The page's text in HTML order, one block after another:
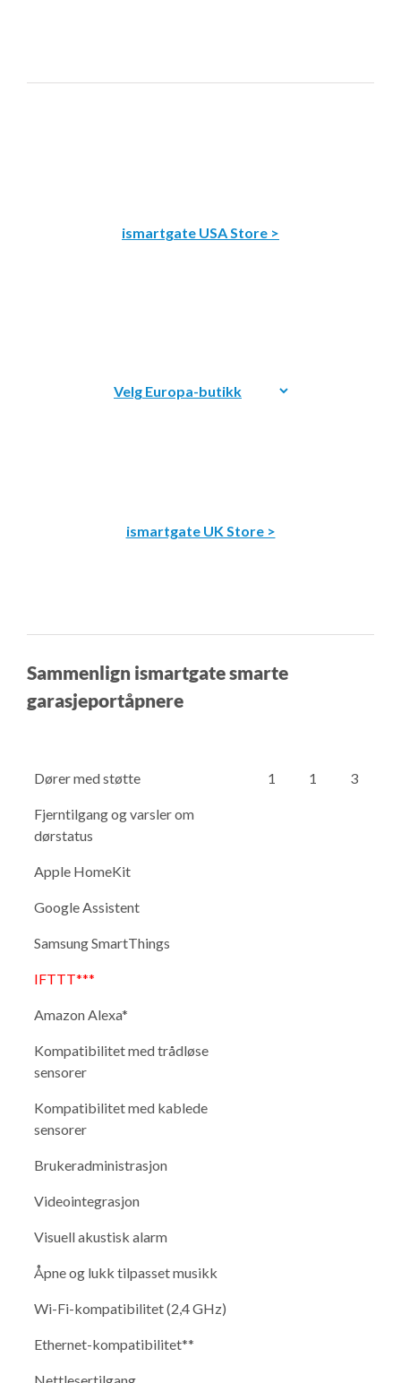
ismartgate USA Store >
ismartgate UK Store >
Sammenlign ismartgate smarte
garasjeportåpnere
Dører med støtte 1 1 3
Fjerntilgang og varsler om
dørstatus
Apple HomeKit
Google Assistent
Samsung SmartThings
IFTTT***
Amazon Alexa*
Kompatibilitet med trådløse
sensorer
Kompatibilitet med kablede
sensorer
Brukeradministrasjon
Videointegrasjon
Visuell akustisk alarm
Åpne og lukk tilpasset musikk
Wi-Fi-kompatibilitet (2,4 GHz)
Ethernet-kompatibilitet**